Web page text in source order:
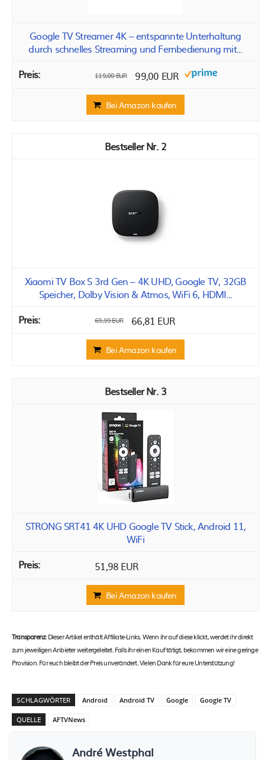
Google TV Streamer 4K – entspannte Unterhaltung
durch schnelles Streaming und Fernbedienung mit...
119,00 EUR 99,00 EUR
Bei Amazon kaufen
2
Xiaomi TV Box S 3rd Gen – 4K UHD, Google TV, 32GB
Speicher, Dolby Vision & Atmos, WiFi 6, HDMI...
69,99 EUR 66,81 EUR
Bei Amazon kaufen
3
STRONG SRT41 4K UHD Google TV Stick, Android 11,
WiFi
51,98 EUR
Bei Amazon kaufen
Transparenz:Dieser Artikel enthält Affiliate-Links. Wenn ihr auf diese klickt, werdet ihr direkt
zum jeweiligen Anbieter weitergeleitet. Falls ihr einen Kauf tätigt, bekommen wir eine geringe
Provision. Für euch bleibt der Preis unverändert. Vielen Dank für eure Unterstützung!
SCHLAGWÖRTER Android Android TV Google Google TV
QUELLE AFTVNews
André Westphal